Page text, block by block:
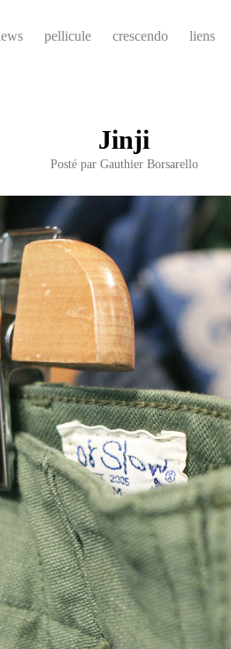
pellicule crescendo liens
Jinji
Posté par Gauthier Borsarello